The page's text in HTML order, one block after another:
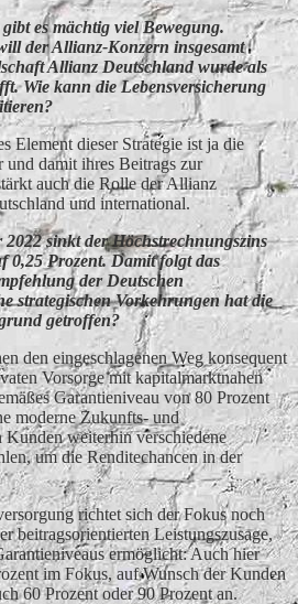
es mächtig viel Bewegung.
der Allianz-Konzern insgesamt
Allianz Deutschland wurde als
Wie kann die Lebensversicherung
Element dieser Strategie ist ja die
und damit ihres Beitrags zur
auch die Rolle der Allianz
und international.
sinkt der Höchstrechnungszins
0,25 Prozent. Damit folgt das
der Deutschen
strategischen Vorkehrungen hat die
getroffen?
den eingeschlagenen Weg konsequent
Vorsorge mit kapitalmarktnahen
Garantieniveau von 80 Prozent
moderne Zukunfts- und
weiterhin verschiedene
um die Renditechancen in der
richtet sich der Fokus noch
beitragsorientierten Leistungszusage,
ermöglicht: Auch hier
im Fokus, auf Wunsch der Kunden
60 Prozent oder 90 Prozent an.